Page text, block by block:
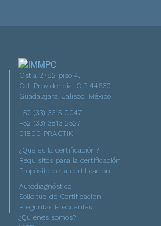
Ostia 2782 piso 4,
Col. Providencia, C.P 44630
Guadalajara, Jalisco, México.
+52 (33) 3615 0047
+52 (33) 3813 2527
01800 PRACTIK
¿Qué es la certificación?
Requisitos para la certificación
Propósito de la certificación
Autodiagnóstico
Solicitud de Certificación
Preguntas Frecuentes
¿Quiénes somos?